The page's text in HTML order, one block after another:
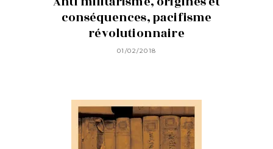
conséquences, pacifisme
révolutionnaire
01/02/2018